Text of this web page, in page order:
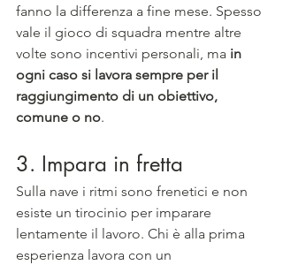
fanno la differenza a fine mese. Spesso
vale il gioco di squadra mentre altre
volte sono incentivi personali, ma in
ogni caso si lavora sempre per il
raggiungimento di un obiettivo,
comune o no.
3. Impara in fretta
Sulla nave i ritmi sono frenetici e non
esiste un tirocinio per imparare
lentamente il lavoro. Chi è alla prima
esperienza lavora con un